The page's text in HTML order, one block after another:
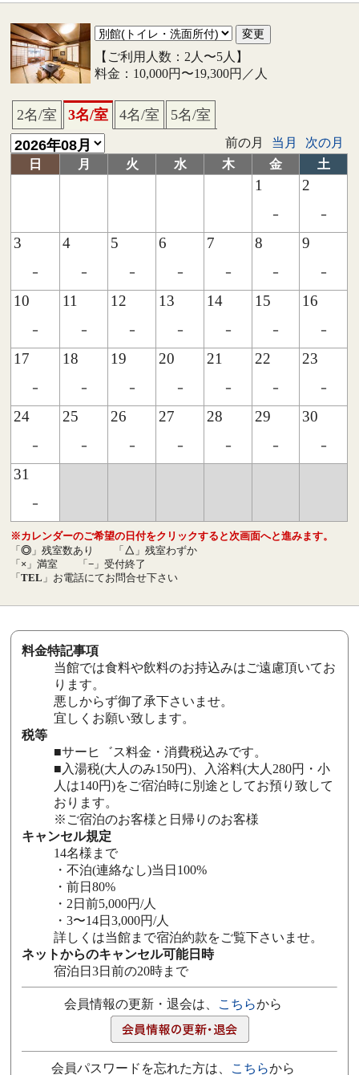
【ご利用人数：2人〜5人】
料金：10,000円〜19,300円／人
2名/室 3名/室 4名/室 5名/室
前の月 当月
次の月
日
月 火 水 木 金 土
1
-
2
-
3
-
4
-
5
-
6
-
7
-
8
-
9
-
10
-
11
-
12
-
13
-
14
-
15
-
16
-
17
-
18
-
19
-
20
-
21
-
22
-
23
-
24
-
25
-
26
-
27
-
28
-
29
-
30
-
31
-
※カレンダーのご希望の日付をクリックすると次画面へと進みます。
「◎ 」残室数あり 「 △ 」残室わずか
「 × 」満室 「− 」受付終了
「TEL 」お電話にてお問合せ下さい
料金特記事項
当館では食料や飲料のお持込みはご遠慮頂いてお
ります。
悪しからず御了承下さいませ。
宜しくお願い致します。
税等
■サーヒ゛ス料金・消費税込みです。
■入湯税(大人のみ150円)、入浴料(大人280円・小
人は140円)をご宿泊時に別途としてお預り致して
おります。
※ご宿泊のお客様と日帰りのお客様
キャンセル規定
14名様まで
・不泊(連絡なし)当日100%
・前日80%
・2日前5,000円/人
・3〜14日3,000円/人
詳しくは当館まで宿泊約款をご覧下さいませ。
ネットからのキャンセル可能日時
宿泊日3日前の20時まで
会員情報の更新・退会は、 こちらから
会員パスワードを忘れた方は、 こちらから